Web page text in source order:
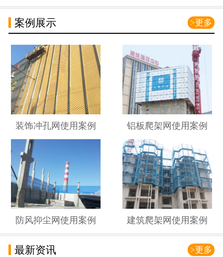
>更多
案例展示
装饰冲孔网使用案例 铝板爬架网使用案例
防风抑尘网使用案例 建筑爬架网使用案例
>更多
最新资讯